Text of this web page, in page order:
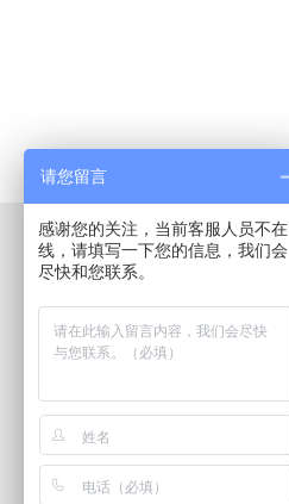
全能E家首页
别墅专用管系列
家装精品管系列
热水器专业管系列
请您留言
感谢您的关注，当前客服人员不在
线，请填写一下您的信息，我们会
尽快和您联系。